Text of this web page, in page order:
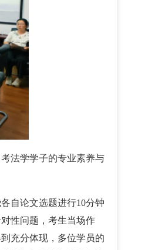
法学学子的专业素养与
自论文选题进行10分钟
性问题，考生当场作
充分体现 ，多位学员的